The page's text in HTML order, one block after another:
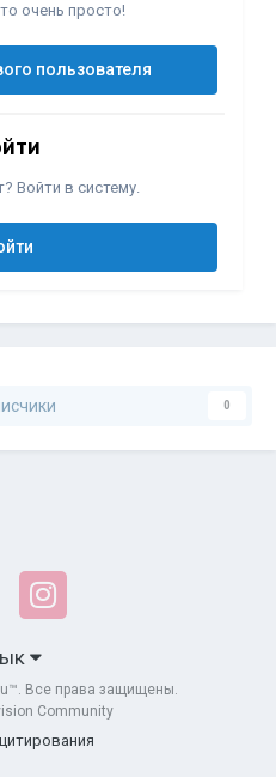
очень просто!
пользователя
Войти в систему.
0
Все права защищены.
Community